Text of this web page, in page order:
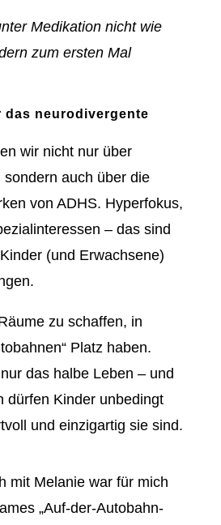
Medikation nicht wie
zum ersten Mal
das neurodivergente
wir nicht nur über
sondern auch über die
von ADHS. Hyperfokus,
– das sind
(und Erwachsene)
zu schaffen, in
Platz haben.
das halbe Leben – und
dürfen Kinder unbedingt
und einzigartig sie sind.
mit Melanie war für mich
„Auf-der-Autobahn-